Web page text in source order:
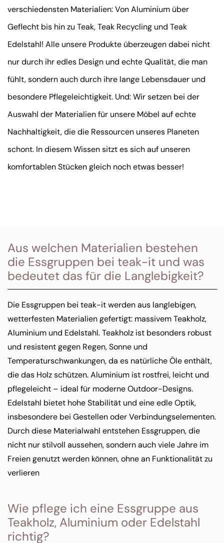
verschiedensten Materialien: Von Aluminium über
Geflecht bis hin zu Teak, Teak Recycling und Teak
Edelstahl! Alle unsere Produkte überzeugen dabei nicht
nur durch ihr edles Design und echte Qualität, die man
fühlt, sondern auch durch ihre lange Lebensdauer und
besondere Pflegeleichtigkeit. Und: Wir setzen bei der
Auswahl der Materialien für unsere Möbel auf echte
Nachhaltigkeit, die die Ressourcen unseres Planeten
schont. In diesem Wissen sitzt es sich auf unseren
komfortablen Stücken gleich noch etwas besser!
Aus welchen Materialien bestehen
die Essgruppen bei teak-it und was
bedeutet das für die Langlebigkeit?
Die Essgruppen bei teak-it werden aus langlebigen,
wetterfesten Materialien gefertigt: massivem Teakholz,
Aluminium und Edelstahl. Teakholz ist besonders robust
und resistent gegen Regen, Sonne und
Temperaturschwankungen, da es natürliche Öle enthält,
die das Holz schützen. Aluminium ist rostfrei, leicht und
pflegeleicht – ideal für moderne Outdoor-Designs.
Edelstahl bietet hohe Stabilität und eine edle Optik,
insbesondere bei Gestellen oder Verbindungselementen.
Durch diese Materialwahl entstehen Essgruppen, die
nicht nur stilvoll aussehen, sondern auch viele Jahre im
Freien genutzt werden können, ohne an Funktionalität zu
verlieren
Wie pflege ich eine Essgruppe aus
Teakholz, Aluminium oder Edelstahl
richtig?